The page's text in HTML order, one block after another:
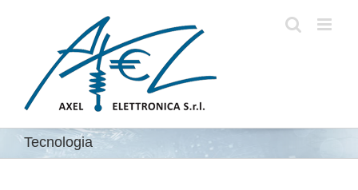
Tecnologia